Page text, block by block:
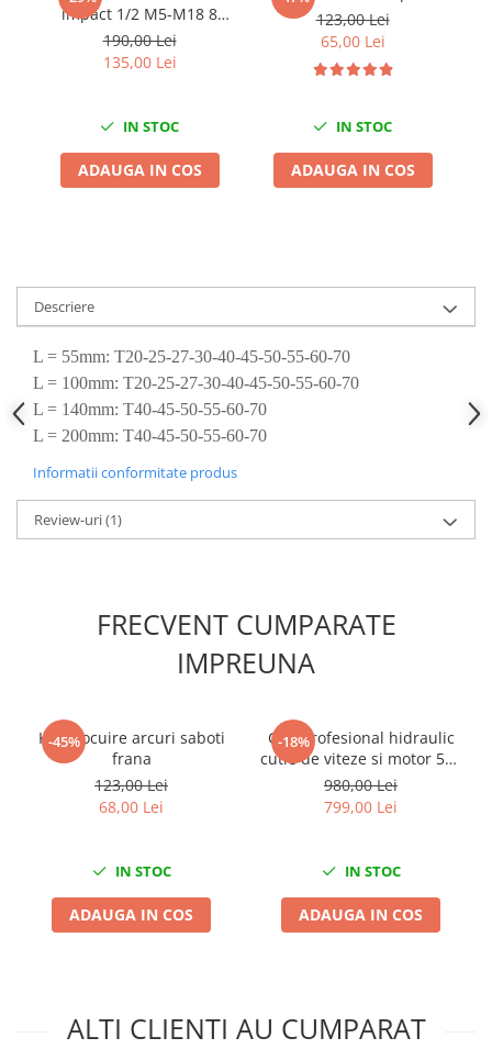
Chei Dinamometrice
Ciocane Dalti si Dornuri
Scule Electrice
Aeroterme si Incalzitoare
Aparate de spalat cu presiune
Masini de polishat
Pistoale aer cald
Pistoale de lipit
Pistoale electrice de impact
Polizoare unghiulare
Rindele
Slefuitoare electrice
Scule fixare distributie
Alfa romeo
Fiat
Land Rover
Mercedes
impact 1/2 M5-M18 8
piese
190,00 Lei
135,00 Lei
IN STOC
ADAUGA IN COS
123,00 Lei
65,00 Lei
IN STOC
ADAUGA IN COS
Descriere
L = 55mm: T20-25-27-30-40-45-50-55-60-70
L = 100mm: T20-25-27-30-40-45-50-55-60-70
L = 140mm: T40-45-50-55-60-70
L = 200mm: T40-45-50-55-60-70
Informatii conformitate produs
Review-uri(1)
FRECVENT CUMPARATE
IMPREUNA
-45%
Kit inlocuire arcuri saboti
frana
123,00 Lei
68,00 Lei
IN STOC
ADAUGA IN COS
-18%
Cric profesional hidraulic
cutie de viteze si motor 500
Kg Forsage
980,00 Lei
799,00 Lei
IN STOC
ADAUGA IN COS
ALTI CLIENTI AU CUMPARAT